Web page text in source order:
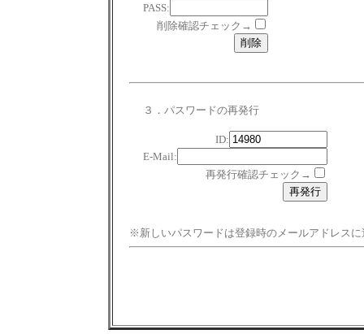
PASS:
削除確認チェック→
３．パスワードの再発行
ID:
E-Mail:
再発行確認チェック→
※新しいパスワードは登録時のメールアドレスに